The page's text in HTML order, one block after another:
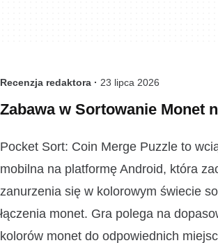
Recenzja redaktora · 23 lipca 2026
Zabawa w Sortowanie Monet
Pocket Sort: Coin Merge Puzzle to
mobilna na platformę Android, która
zanurzenia się w kolorowym świecie
łączenia monet. Gra polega na
kolorów monet do odpowiednich